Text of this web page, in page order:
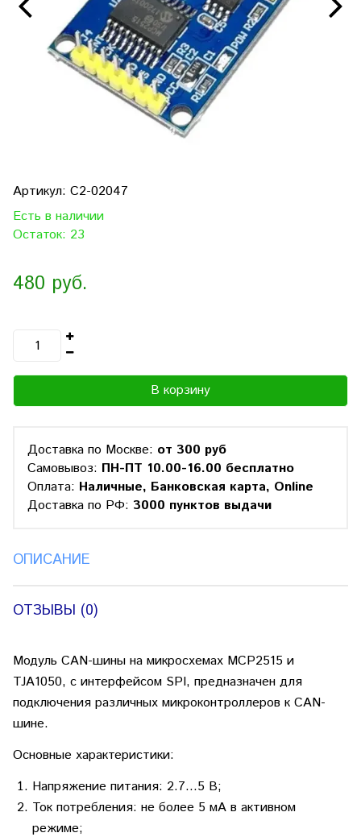
Артикул: C2-02047
Есть в наличии
Остаток: 23
480 руб.
В корзину
Доставка по Москве: от 300 руб
Самовывоз: ПН-ПТ 10.00-16.00 бесплатно
Оплата: Наличные, Банковская карта, Online
Доставка по РФ: 3000 пунктов выдачи
ОПИСАНИЕ
ОТЗЫВЫ (0)
Модуль CAN-шины на микросхемах MCP2515 и
TJA1050, с интерфейсом SPI, предназначен для
подключения различных микроконтроллеров к CAN-
шине.
Основные характеристики:
Напряжение питания: 2.7...5 В;
Ток потребления: не более 5 мА в активном
режиме;